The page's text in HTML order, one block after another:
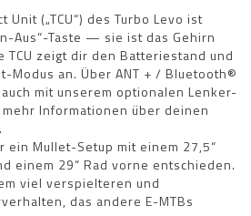
Unit („TCU“) des Turbo Levo ist
Aus“-Taste — sie ist das Gehirn
TCU zeigt dir den Batteriestand und
Modus an. Über ANT + / Bluetooth®
mit unserem optionalen Lenker-
mehr Informationen über deinen
ein Mullet-Setup mit einem 27,5“
einem 29“ Rad vorne entschieden.
viel verspielteren und
das andere E-MTBs